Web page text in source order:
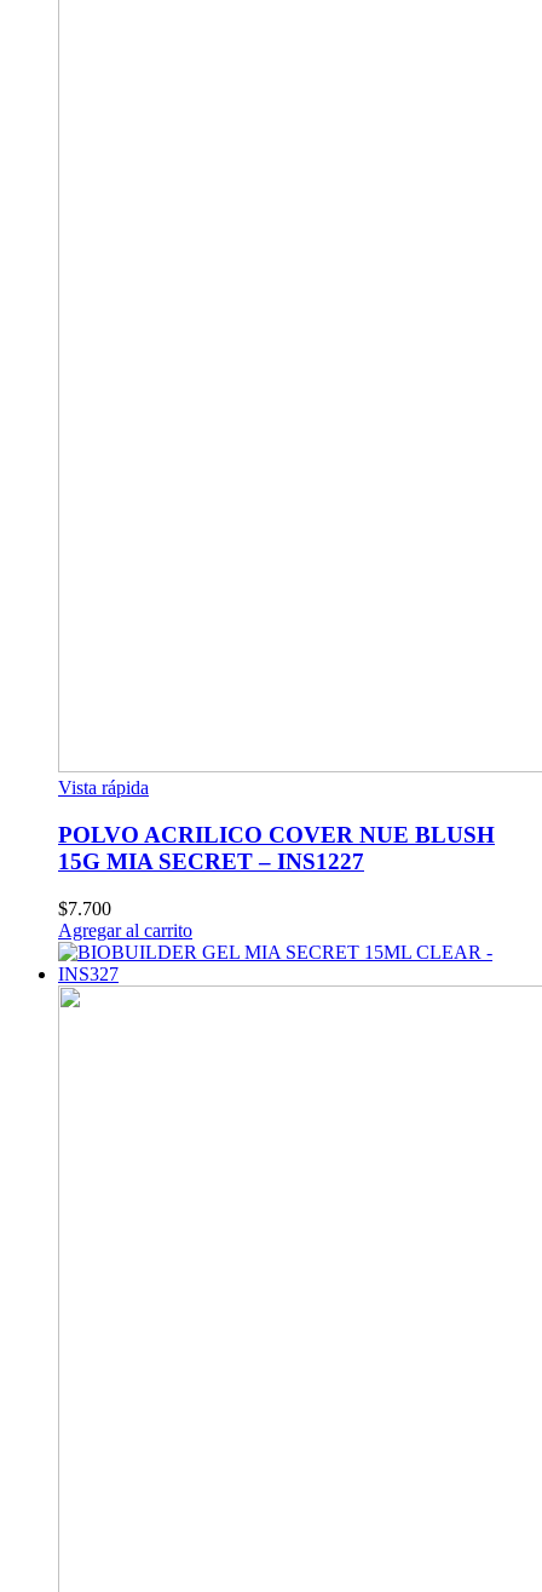
Vista rápida
POLVO ACRILICO COVER NUE BLUSH
15G MIA SECRET – INS1227
$7.700
Agregar al carrito